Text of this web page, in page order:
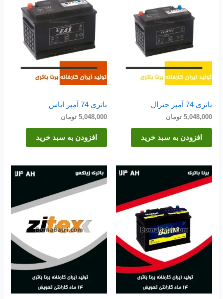
باتری 74 آمپر جنرال
5,048,000 تومان
افزودن به سبد خرید
باتری 74 آمپر ایاس
5,048,000 تومان
افزودن به سبد خرید